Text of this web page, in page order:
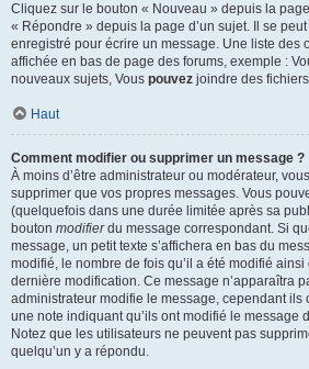
Cliquez sur le bouton « Nouveau » depuis la
« Répondre » depuis la page d’un sujet. Il se
enregistré pour écrire un message. Une liste des
affichée en bas de page des forums, exemple :
nouveaux sujets, Vous pouvez joindre des
Haut
Comment modifier ou supprimer un message ?
À moins d’être administrateur ou modérateur,
supprimer que vos propres messages. Vous
(quelquefois dans une durée limitée après sa
bouton modifierdu message correspondant. Si
message, un petit texte s’affichera en bas du
modifié, le nombre de fois qu’il a été modifié
dernière modification. Ce message n’apparaîtra
administrateur modifie le message, cependant ils
une note indiquant qu’ils ont modifié le message
Notez que les utilisateurs ne peuvent pas
quelqu’un y a répondu.